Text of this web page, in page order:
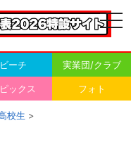
ビーチ 実業団/クラブ
ックス フォト
校生 >